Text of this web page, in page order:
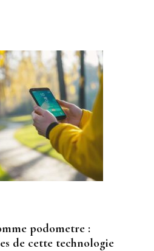
podometre :
de cette technologie